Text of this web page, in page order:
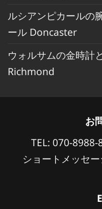
ルシアンピカールの
ール Doncaster
ウォルサムの金時計
Richmond
お
TEL: 070-8988-
ショートメッセ